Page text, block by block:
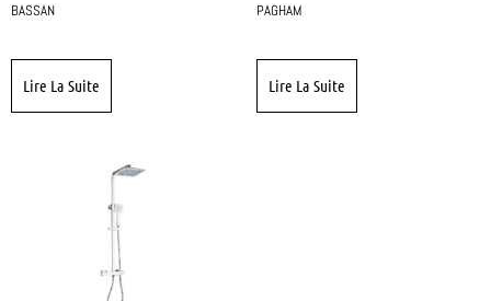
BASSAN
Lire La Suite
PAGHAM
Lire La Suite